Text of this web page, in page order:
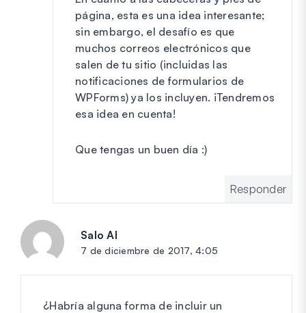
página, esta es una idea interesante;
sin embargo, el desafío es que
muchos correos electrónicos que
salen de tu sitio (incluidas las
notificaciones de formularios de
WPForms) ya los incluyen. ¡Tendremos
esa idea en cuenta!
Que tengas un buen día :)
Responder
Salo Al
7 de diciembre de 2017, 4:05
¿Habría alguna forma de incluir un